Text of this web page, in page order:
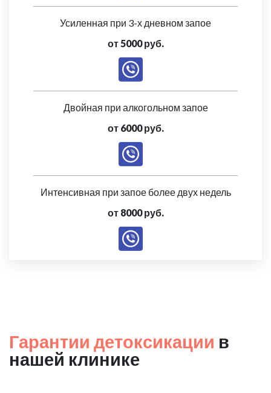
Усиленная при 3-х дневном запое
от 5000 руб.
Двойная при алкогольном запое
от 6000 руб.
Интенсивная при запое более двух недель
от 8000 руб.
Гарантии детоксикации в
нашей клинике